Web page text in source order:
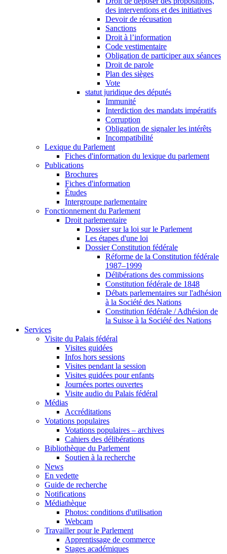
des interventions et des initiatives
Devoir de récusation
Sanctions
Droit à l’information
Code vestimentaire
Obligation de participer aux séances
Droit de parole
Plan des sièges
Vote
statut juridique des députés
Immunité
Interdiction des mandats impératifs
Corruption
Obligation de signaler les intérêts
Incompatibilité
Lexique du Parlement
Fiches d'information du lexique du parlement
Publications
Brochures
Fiches d'information
Études
Intergroupe parlementaire
Fonctionnement du Parlement
Droit parlementaire
Dossier sur la loi sur le Parlement
Les étapes d'une loi
Dossier Constitution fédérale
Réforme de la Constitution fédérale
1987–1999
Délibérations des commissions
Constitution fédérale de 1848
Débats parlementaires sur l'adhésion
à la Société des Nations
Constitution fédérale / Adhésion de
la Suisse à la Société des Nations
Services
Visite du Palais fédéral
Visites guidées
Infos hors sessions
Visites pendant la session
Visites guidées pour enfants
Journées portes ouvertes
Visite audio du Palais fédéral
Médias
Accréditations
Votations populaires
Votations populaires – archives
Cahiers des délibérations
Bibliothèque du Parlement
Soutien à la recherche
News
En vedette
Guide de recherche
Notifications
Médiathèque
Photos: conditions d'utilisation
Webcam
Travailler pour le Parlement
Apprentissage de commerce
Stages académiques